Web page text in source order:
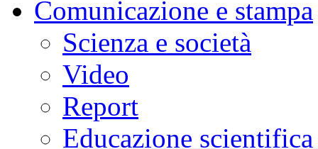
Comunicazione e stampa
Scienza e società
Video
Report
Educazione